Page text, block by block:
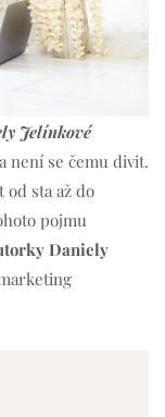
Jelínkové
není se čemu divit.
sta až do
pojmu
Daniely